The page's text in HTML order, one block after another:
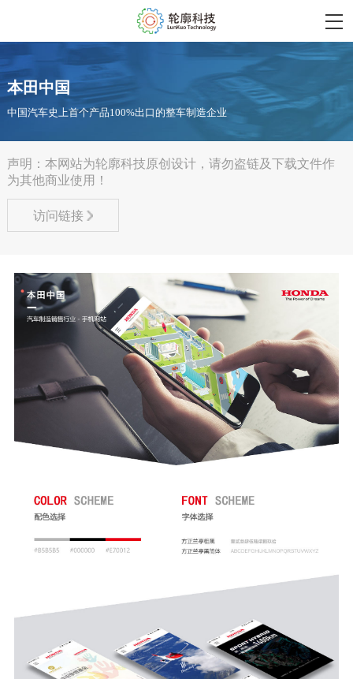
本田中国
中国汽车史上首个产品100%出口的整车制造企业
声明：本网站为轮廓科技原创设计，请勿盗链及下载文件作
为其他商业使用！
访问链接